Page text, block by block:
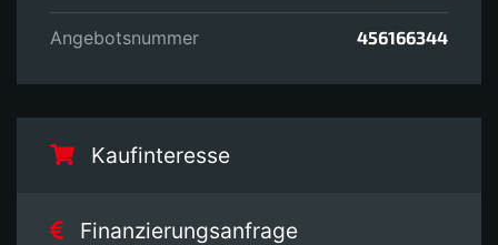
Angebotsnummer 456166344
Kaufinteresse
Finanzierungsanfrage